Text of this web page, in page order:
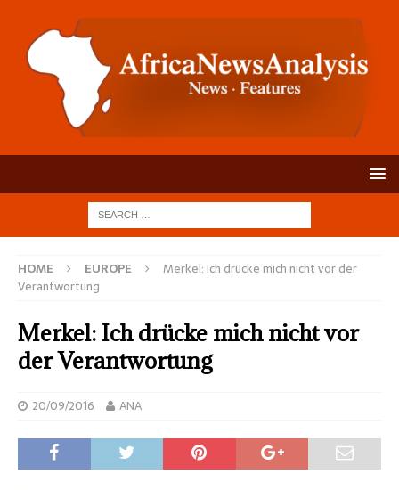
HOME EUROPE
Merkel: Ich drücke mich nicht vor der
Verantwortung
Merkel: Ich drücke mich nicht vor
der Verantwortung
20/09/2016 ANA